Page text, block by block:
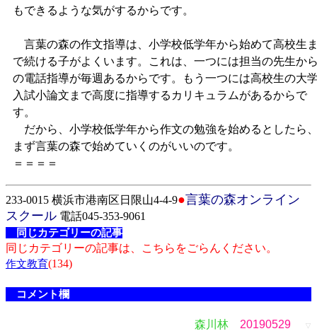
もできるような気がするからです。
言葉の森の作文指導は、小学校低学年から始めて高校生
で続ける子がよくいます。これは、一つには担当の先生か
の電話指導が毎週あるからです。もう一つには高校生の大
入試小論文まで高度に指導するカリキュラムがあるからで
す。
だから、小学校低学年から作文の勉強を始めるとしたら
まず言葉の森で始めていくのがいいのです。
＝＝＝＝
233-0015 横浜市港南区日限山4-4-9●言葉の森オンライン
スクール 電話045-353-9061
同じカテゴリーの記事
同じカテゴリーの記事は、こちらをごらんください。
作文教育(134)
コメント欄
森川林 20190529 ▽